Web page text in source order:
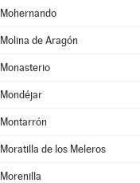
Mohernando
Molina de Aragón
Monasterio
Mondéjar
Montarrón
Moratilla de los Meleros
Morenilla